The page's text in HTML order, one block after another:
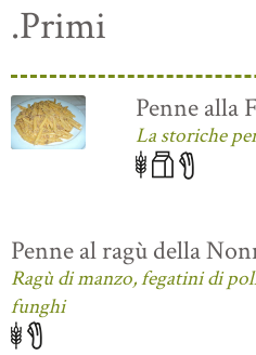
.Primi
Penne alla
La storiche
Penne al ragù della
Ragù di manzo, fegatini di
funghi